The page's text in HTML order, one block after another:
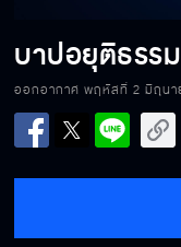
บาปอยุติธรรม
ออกอากาศ พฤหัสที่ 2 มิถุนา